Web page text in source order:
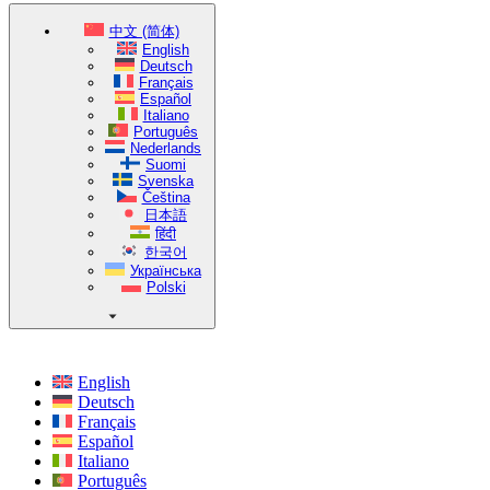
中文 (简体)
English
Deutsch
Français
Español
Italiano
Português
Nederlands
Suomi
Svenska
Čeština
日本語
हिंदी
한국어
Українська
Polski
English
Deutsch
Français
Español
Italiano
Português